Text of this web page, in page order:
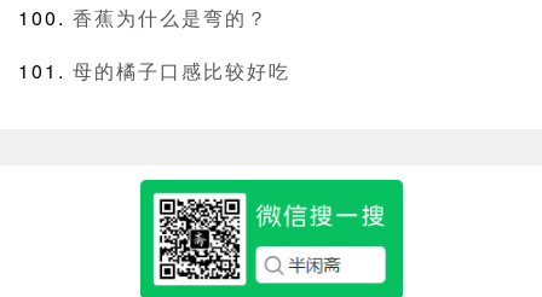
香蕉为什么是弯的？
母的橘子口感比较好吃